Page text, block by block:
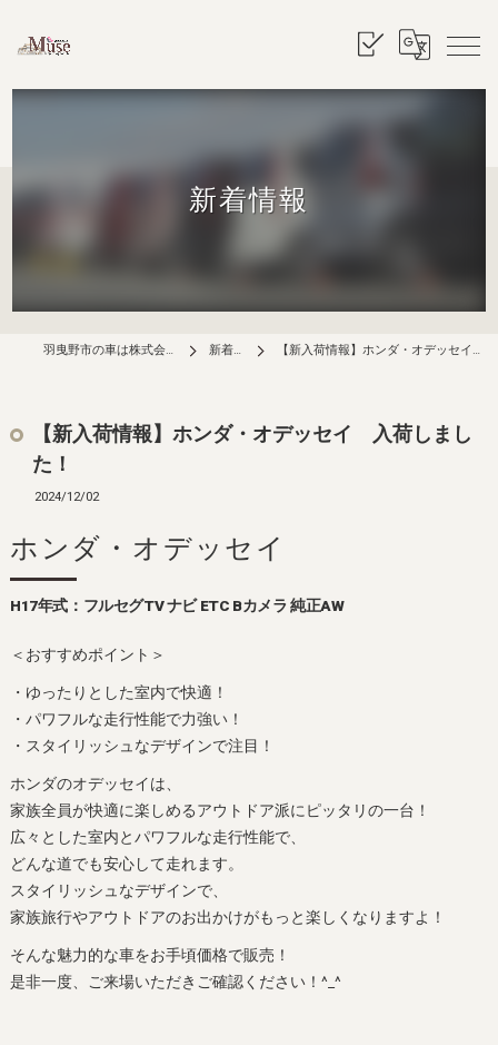
新着情報
羽曳野市の車は株式会社ミューズ 新着情報 【新入荷情報】ホンダ・オデッセイ 入荷しました！
【新入荷情報】ホンダ・オデッセイ 入荷しまし
た！
2024/12/02
H17年式：フルセグTV ナビ ETC Bカメラ 純正AW
ホンダ・オデッセイ
＜おすすめポイント＞
・ゆったりとした室内で快適！
・パワフルな走行性能で力強い！
・スタイリッシュなデザインで注目！
ホンダのオデッセイは、
家族全員が快適に楽しめるアウトドア派にピッタリの一台！
広々とした室内とパワフルな走行性能で、
どんな道でも安心して走れます。
スタイリッシュなデザインで、
家族旅行やアウトドアのお出かけがもっと楽しくなりますよ！
そんな魅力的な車をお手頃価格で販売！
是非一度、ご来場いただきご確認ください！^_^